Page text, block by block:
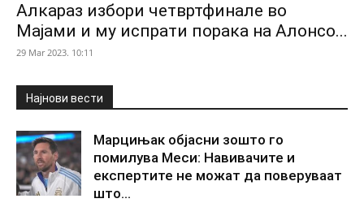
Алкараз избори четвртфинале во
Мајами и му испрати порака на Алонсо...
29 Mar 2023. 10:11
Најнови вести
Марцињак објасни зошто го
помилува Меси: Навивачите и
експертите не можат да поверуваат
што...